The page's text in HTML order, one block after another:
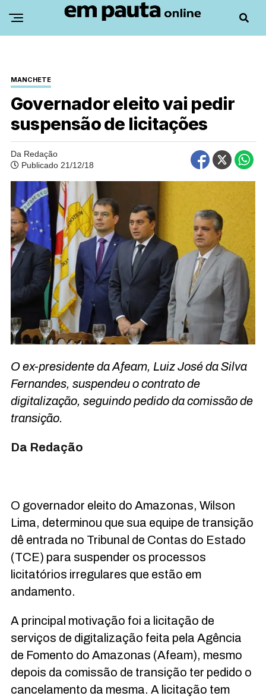
MANCHETE
Governador eleito vai pedir
suspensão de licitações
Da Redação
Publicado 21/12/18
O ex-presidente da Afeam, Luiz José da Silva
Fernandes, suspendeu o contrato de
digitalização, seguindo pedido da comissão de
transição.
Da Redação
O governador eleito do Amazonas, Wilson
Lima, determinou que sua equipe de transição
dê entrada no Tribunal de Contas do Estado
(TCE) para suspender os processos
licitatórios irregulares que estão em
andamento.
A principal motivação foi a licitação de
serviços de digitalização feita pela Agência
de Fomento do Amazonas (Afeam), mesmo
depois da comissão de transição ter pedido o
cancelamento da mesma. A licitação tem